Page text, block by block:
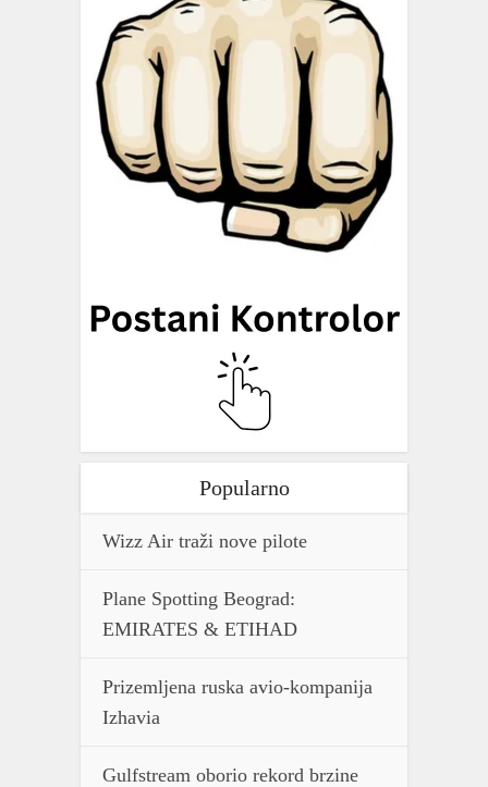
Popularno
Wizz Air traži nove pilote
Plane Spotting Beograd:
EMIRATES & ETIHAD
Prizemljena ruska avio-kompanija
Izhavia
Gulfstream oborio rekord brzine